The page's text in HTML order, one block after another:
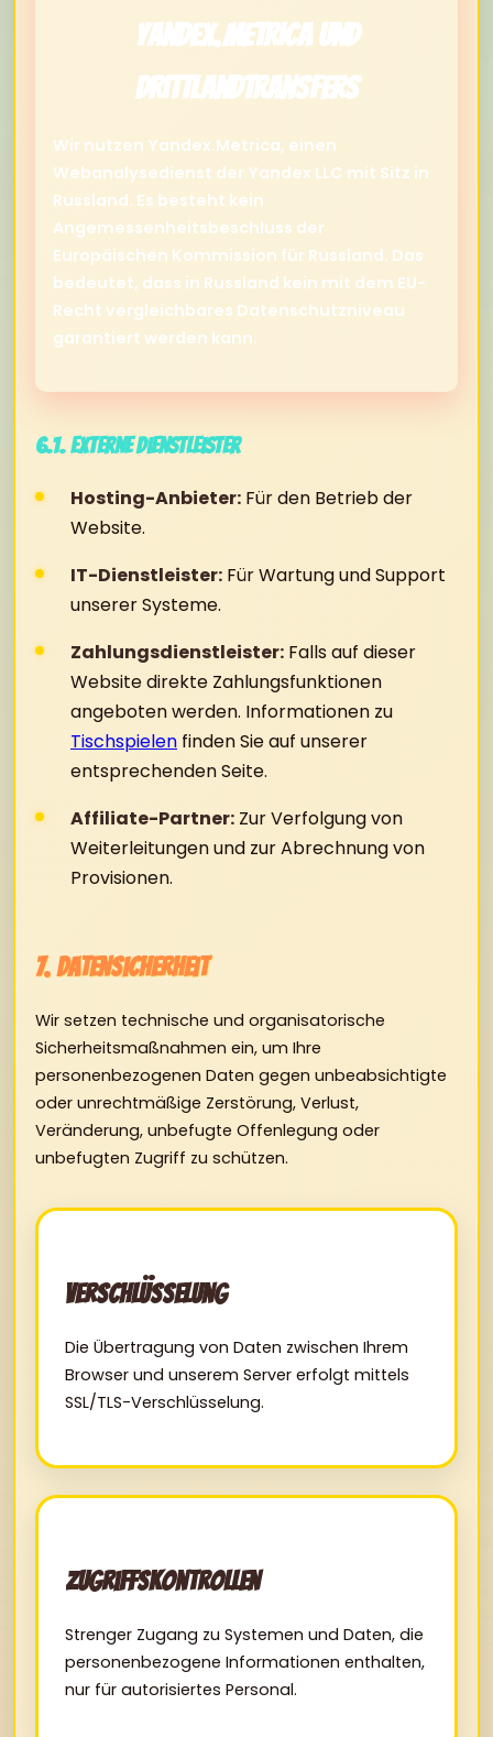
Yandex.Metrica und
Drittlandtransfers
Wir nutzen Yandex.Metrica, einen
Webanalysedienst der Yandex LLC mit Sitz in
Russland. Es besteht kein
Angemessenheitsbeschluss der
Europäischen Kommission für Russland. Das
bedeutet, dass in Russland kein mit dem EU-
Recht vergleichbares Datenschutzniveau
garantiert werden kann.
6.1. Externe Dienstleister
Hosting-Anbieter: Für den Betrieb der
Website.
IT-Dienstleister: Für Wartung und Support
unserer Systeme.
Zahlungsdienstleister: Falls auf dieser
Website direkte Zahlungsfunktionen
angeboten werden. Informationen zu
Tischspielen finden Sie auf unserer
entsprechenden Seite.
Affiliate-Partner: Zur Verfolgung von
Weiterleitungen und zur Abrechnung von
Provisionen.
7. Datensicherheit
Wir setzen technische und organisatorische
Sicherheitsmaßnahmen ein, um Ihre
personenbezogenen Daten gegen unbeabsichtigte
oder unrechtmäßige Zerstörung, Verlust,
Veränderung, unbefugte Offenlegung oder
unbefugten Zugriff zu schützen.
Verschlüsselung
Die Übertragung von Daten zwischen Ihrem
Browser und unserem Server erfolgt mittels
SSL/TLS-Verschlüsselung.
Zugriffskontrollen
Strenger Zugang zu Systemen und Daten, die
personenbezogene Informationen enthalten,
nur für autorisiertes Personal.